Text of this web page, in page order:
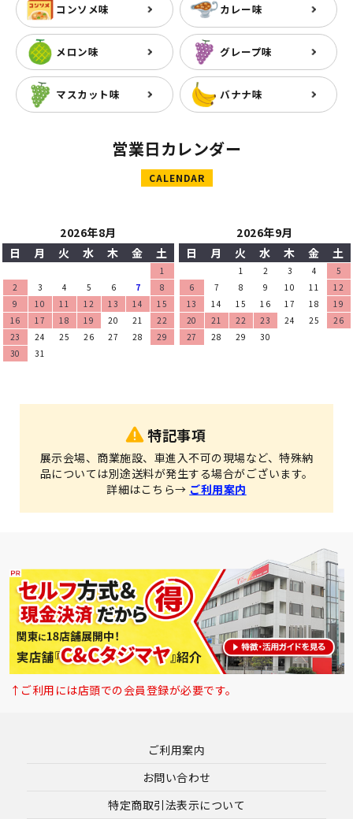
コンソメ味 カレー味
メロン味 グレープ味
マスカット味 バナナ味
営業日カレンダー
CALENDAR
2026年8月
日
月 火 水 木 金 土
1
2
3 4 5 6 7
8
9
10 11 12 13 14
15
16
17 18 19 20 21
22
23
24 25 26 27 28
29
30
31
2026年9月
日
月 火 水 木 金 土
1 2 3 4
5
6
7 8 9 10 11
12
13
14 15 16 17 18
19
20
21 22 23 24 25
26
27
28 29 30
特記事項
展示会場、商業施設、車進入不可の現場など、特殊納
品については別途送料が発生する場合がございます。
詳細はこちら→ ご利用案内
↑ご利用には店頭での会員登録が必要です。
ご利用案内
お問い合わせ
特定商取引法表示について